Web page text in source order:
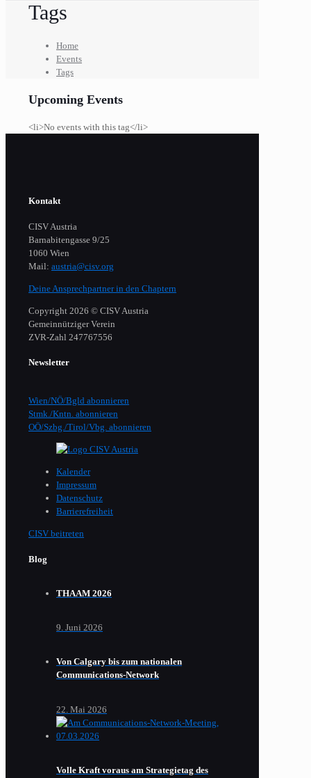
Tags
Home
Events
Tags
Upcoming Events
<li>No events with this tag</li>
Kontakt
CISV Austria
Barnabitengasse 9/25
1060 Wien
Mail: austria@cisv.org
Deine Ansprechpartner in den Chaptern
Copyright 2026 © CISV Austria
Gemeinnütziger Verein
​ZVR-Zahl 247767556
Newsletter
Wien/NÖ/Bgld abonnieren
Stmk./Kntn. abonnieren
OÖ/Szbg./Tirol/Vbg. abonnieren
Kalender
Impressum
Datenschutz
Barrierefreiheit
CISV beitreten
Blog
THAAM 2026
9. Juni 2026
Von Calgary bis zum nationalen
Communications-Network
22. Mai 2026
Volle Kraft voraus am Strategietag des